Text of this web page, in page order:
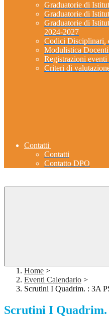
Graduatorie di
Graduatorie di
Graduatorie di
2024-2027
Codici Disciplinari,
Modulistica
Registrazioni
Criteri di
Contatti
Contatti
Contatto DPO
Home >
Eventi Calendario >
Scrutini I Quadrim. : 3A
Scrutini I Quadrim.